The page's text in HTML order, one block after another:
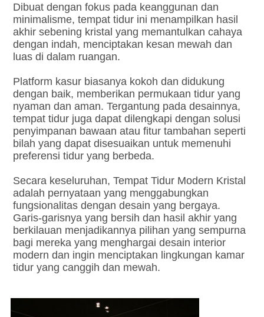
Dibuat dengan fokus pada keanggunan dan
minimalisme, tempat tidur ini menampilkan hasil
akhir sebening kristal yang memantulkan cahaya
dengan indah, menciptakan kesan mewah dan
luas di dalam ruangan.
Platform kasur biasanya kokoh dan didukung
dengan baik, memberikan permukaan tidur yang
nyaman dan aman. Tergantung pada desainnya,
tempat tidur juga dapat dilengkapi dengan solusi
penyimpanan bawaan atau fitur tambahan seperti
bilah yang dapat disesuaikan untuk memenuhi
preferensi tidur yang berbeda.
Secara keseluruhan, Tempat Tidur Modern Kristal
adalah pernyataan yang menggabungkan
fungsionalitas dengan desain yang bergaya.
Garis-garisnya yang bersih dan hasil akhir yang
berkilauan menjadikannya pilihan yang sempurna
bagi mereka yang menghargai desain interior
modern dan ingin menciptakan lingkungan kamar
tidur yang canggih dan mewah.